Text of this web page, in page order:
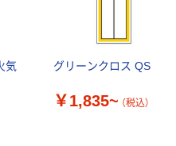
気
グリーンクロス QS
￥1,835~ （税込）